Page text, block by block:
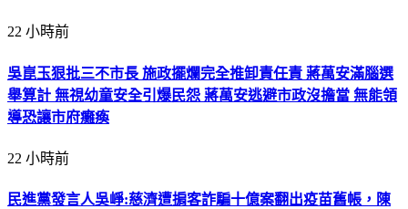
22 小時前
吳崑玉狠批三不市長 施政擺爛完全推卸責任責 蔣萬安滿腦選
舉算計 無視幼童安全引爆民怨 蔣萬安逃避市政沒擔當 無能領
導恐讓市府癱瘓
22 小時前
民進黨發言人吳崢:慈濟遭掮客詐騙十億案翻出疫苗舊帳，陳